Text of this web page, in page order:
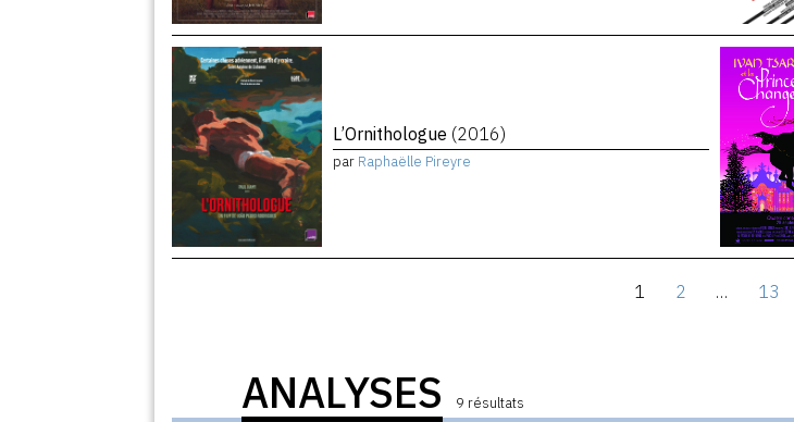
L’Ornithologue (2016)
par Raphaëlle Pireyre
1 2 … 13
ANALYSES 9 résultats